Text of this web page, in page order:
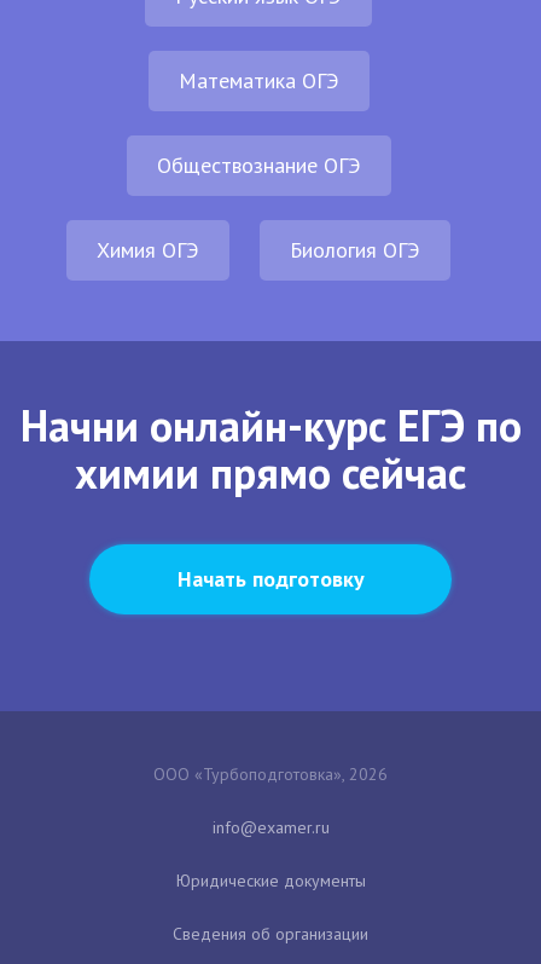
Математика ОГЭ
Обществознание ОГЭ
Химия ОГЭ Биология ОГЭ
Начни онлайн-курс ЕГЭ по
химии прямо сейчас
Начать подготовку
ООО «Турбоподготовка», 2026
Юридические документы
Сведения об организации